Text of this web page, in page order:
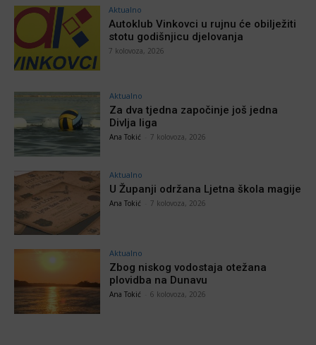
Aktualno
Autoklub Vinkovci u rujnu će obilježiti
stotu godišnjicu djelovanja
7 kolovoza, 2026
Aktualno
Za dva tjedna započinje još jedna
Divlja liga
Ana Tokić 7 kolovoza, 2026
Aktualno
U Županji održana Ljetna škola magije
Ana Tokić 7 kolovoza, 2026
Aktualno
Zbog niskog vodostaja otežana
plovidba na Dunavu
Ana Tokić 6 kolovoza, 2026